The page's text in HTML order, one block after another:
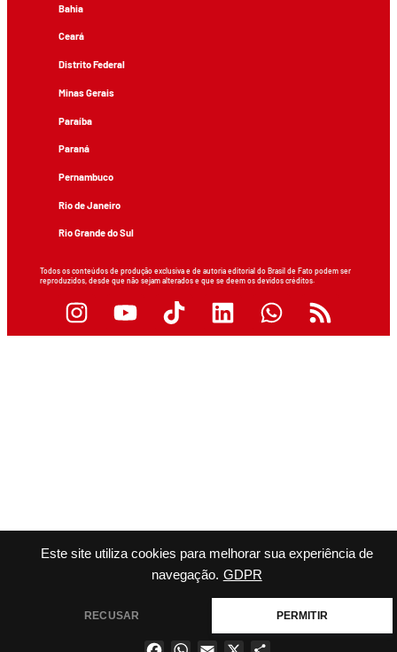
Este site utiliza cookies para melhorar sua experiência de
navegação. GDPR
RECUSAR PERMITIR
Bahia
Ceará
Distrito Federal
Minas Gerais
Paraíba
Paraná
Pernambuco
Rio de Janeiro
Rio Grande do Sul
Todos os conteúdos de produção exclusiva e de autoria editorial do Brasil de Fato podem ser
reproduzidos, desde que não sejam alterados e que se deem os devidos créditos.
FacebookWhatsApp
Email